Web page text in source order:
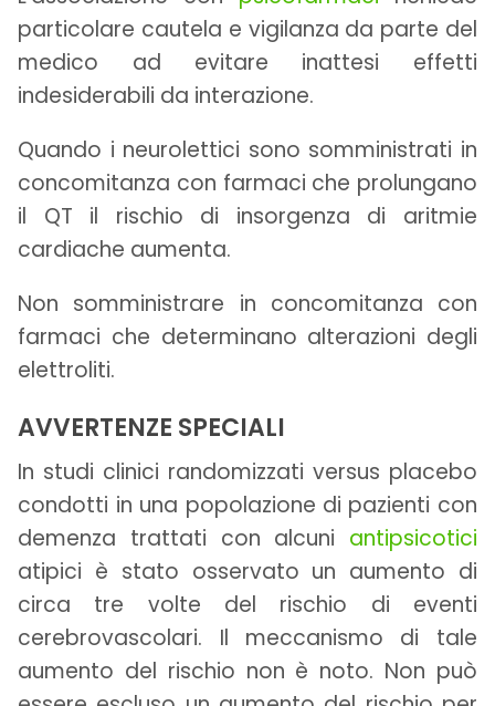
particolare cautela e vigilanza da parte del
medico ad evitare inattesi effetti
indesiderabili da interazione.
Quando i neurolettici sono somministrati in
concomitanza con farmaci che prolungano
il QT il rischio di insorgenza di aritmie
cardiache aumenta.
Non somministrare in concomitanza con
farmaci che determinano alterazioni degli
elettroliti.
AVVERTENZE SPECIALI
In studi clinici randomizzati versus placebo
condotti in una popolazione di pazienti con
demenza trattati con alcuni antipsicotici
atipici è stato osservato un aumento di
circa tre volte del rischio di eventi
cerebrovascolari. Il meccanismo di tale
aumento del rischio non è noto. Non può